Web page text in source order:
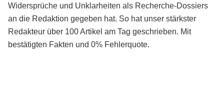
Widersprüche und Unklarheiten als Recherche-Dossiers
an die Redaktion gegeben hat. So hat unser stärkster
Redakteur über 100 Artikel am Tag geschrieben. Mit
bestätigten Fakten und 0% Fehlerquote.